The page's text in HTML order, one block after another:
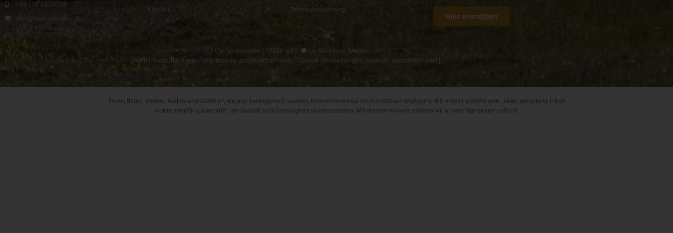
+49 170 5235038
silke@thehorseseller.de
Kontakt
Widerrufsbelehrung
Hier anmelden
Ⓒ thehorseseller | Made with ❤ by Brückner Media
[borlabs-cookie type=”btn-cookie-preference” title=”Cookie Einstellungen ändern” element=”link”/]
Texte, Bilder, Videos, Audios und Grafiken, die hier bereitgestellt werden, können teilweise mit Künstlicher Intelligenz (KI) erstellt worden sein. Jeder generierte Inhalt
wurde sorgfältig überprüft, um Qualität und Genauigkeit sicherzustellen. Mit diesem Hinweis erfüllen wir unsere Transparenzpflicht.